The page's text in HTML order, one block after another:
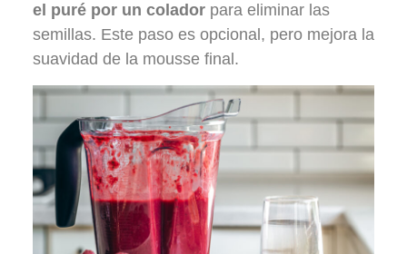
el puré por un coladorpara eliminar las
semillas. Este paso es opcional, pero mejora la
suavidad de la mousse final.